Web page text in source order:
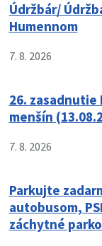
Údržbár/
Humennom
7. 8. 2026
26.
menšín
7. 8. 2026
Parkujte
autobusom,
záchytné